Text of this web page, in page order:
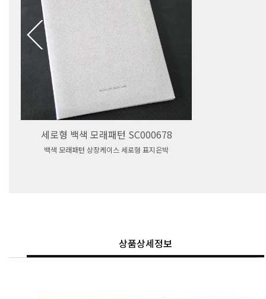
세로형 백색 모래패턴 SC000678
백색 모래패턴 상장케이스 세로형 표지은박
상품상세정보